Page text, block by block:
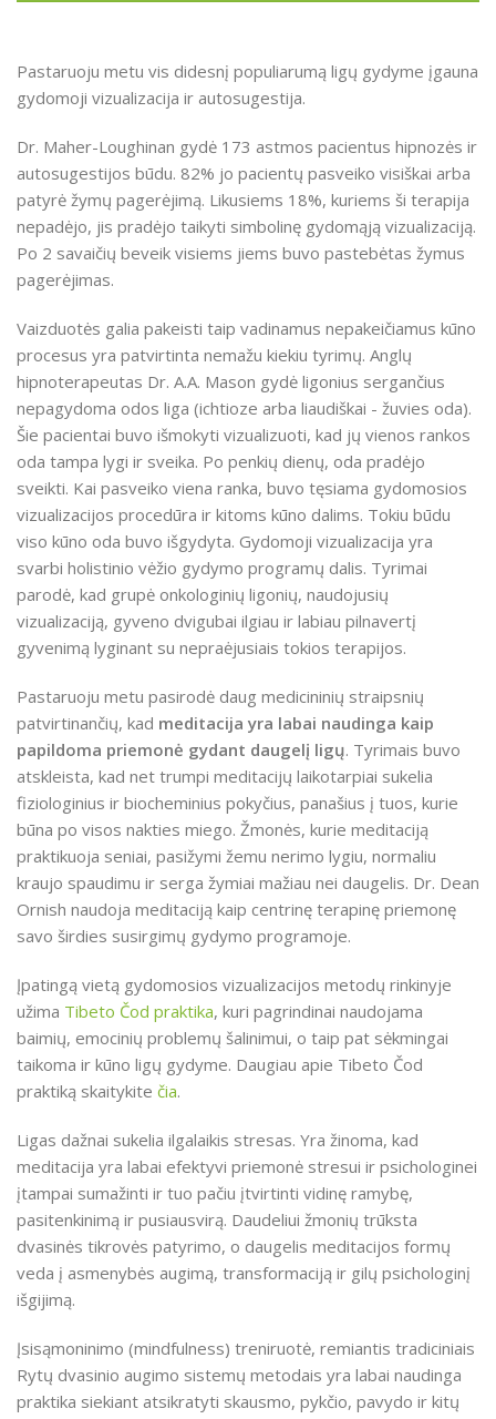
Pastaruoju metu vis didesnį populiarumą ligų gydyme įgauna
gydomoji vizualizacija ir autosugestija.
Dr. Maher-Loughinan gydė 173 astmos pacientus hipnozės ir
autosugestijos būdu. 82% jo pacientų pasveiko visiškai arba
patyrė žymų pagerėjimą. Likusiems 18%, kuriems ši terapija
nepadėjo, jis pradėjo taikyti simbolinę gydomąją vizualizaciją.
Po 2 savaičių beveik visiems jiems buvo pastebėtas žymus
pagerėjimas.
Vaizduotės galia pakeisti taip vadinamus nepakeičiamus kūno
procesus yra patvirtinta nemažu kiekiu tyrimų. Anglų
hipnoterapeutas Dr. A.A. Mason gydė ligonius sergančius
nepagydoma odos liga (ichtioze arba liaudiškai - žuvies oda).
Šie pacientai buvo išmokyti vizualizuoti, kad jų vienos rankos
oda tampa lygi ir sveika. Po penkių dienų, oda pradėjo
sveikti. Kai pasveiko viena ranka, buvo tęsiama gydomosios
vizualizacijos procedūra ir kitoms kūno dalims. Tokiu būdu
viso kūno oda buvo išgydyta. Gydomoji vizualizacija yra
svarbi holistinio vėžio gydymo programų dalis. Tyrimai
parodė, kad grupė onkologinių ligonių, naudojusių
vizualizaciją, gyveno dvigubai ilgiau ir labiau pilnavertį
gyvenimą lyginant su nepraėjusiais tokios terapijos.
Pastaruoju metu pasirodė daug medicininių straipsnių
patvirtinančių, kad meditacija yra labai naudinga kaip
papildoma priemonė gydant daugelį ligų. Tyrimais buvo
atskleista, kad net trumpi meditacijų laikotarpiai sukelia
fiziologinius ir biocheminius pokyčius, panašius į tuos, kurie
būna po visos nakties miego. Žmonės, kurie meditaciją
praktikuoja seniai, pasižymi žemu nerimo lygiu, normaliu
kraujo spaudimu ir serga žymiai mažiau nei daugelis. Dr. Dean
Ornish naudoja meditaciją kaip centrinę terapinę priemonę
savo širdies susirgimų gydymo programoje.
Įpatingą vietą gydomosios vizualizacijos metodų rinkinyje
užima Tibeto Čod praktika, kuri pagrindinai naudojama
baimių, emocinių problemų šalinimui, o taip pat sėkmingai
taikoma ir kūno ligų gydyme. Daugiau apie Tibeto Čod
praktiką skaitykite čia.
Ligas dažnai sukelia ilgalaikis stresas. Yra žinoma, kad
meditacija yra labai efektyvi priemonė stresui ir psichologinei
įtampai sumažinti ir tuo pačiu įtvirtinti vidinę ramybę,
pasitenkinimą ir pusiausvirą. Daudeliui žmonių trūksta
dvasinės tikrovės patyrimo, o daugelis meditacijos formų
veda į asmenybės augimą, transformaciją ir gilų psichologinį
išgijimą.
Įsisąmoninimo (mindfulness) treniruotė, remiantis tradiciniais
Rytų dvasinio augimo sistemų metodais yra labai naudinga
praktika siekiant atsikratyti skausmo, pykčio, pavydo ir kitų